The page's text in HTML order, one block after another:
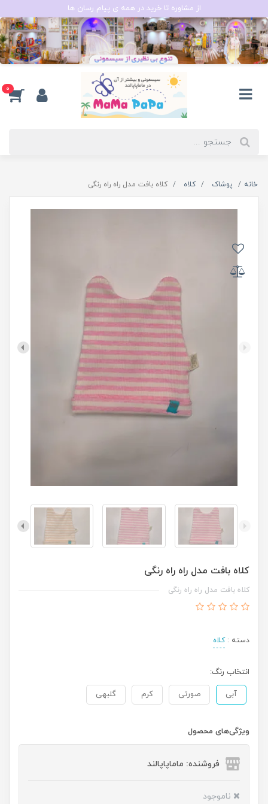
از مشاوره تا خرید در همه ی پیام رسان ها
0
خانه پوشاک کلاه کلاه بافت مدل راه راه رنگی
کلاه بافت مدل راه راه رنگی
کلاه بافت مدل راه راه رنگی
دسته :کلاه
انتخاب رنگ:
آبی صورتی کرم گلبهی
ویژگی‌های محصول
فروشنده: ماماپاپالند
ناموجود